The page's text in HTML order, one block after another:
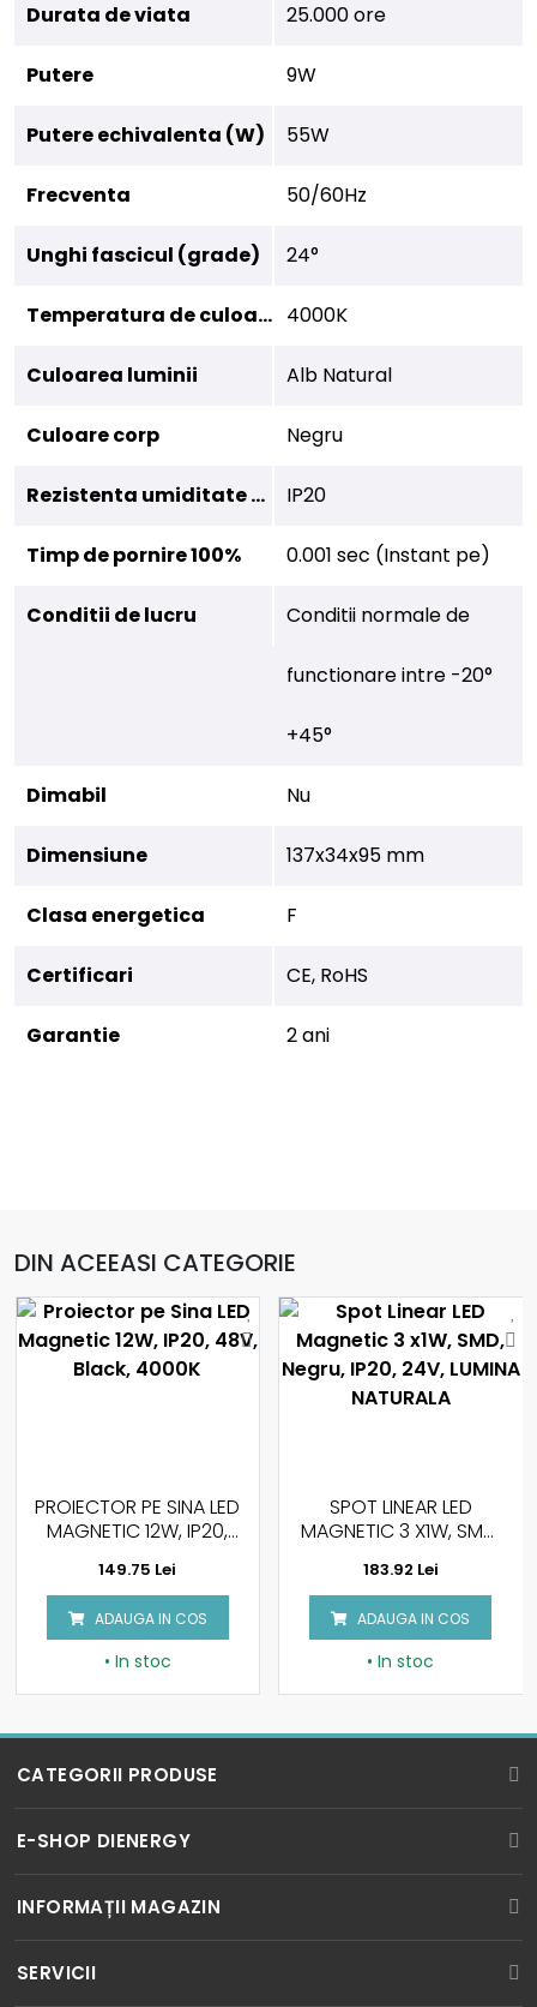
Durata de viata 25.000 ore
Putere 9W
Putere echivalenta (W) 55W
Frecventa 50/60Hz
Unghi fascicul (grade) 24°
Temperatura de culoare 4000K
Culoarea luminii Alb Natural
Culoare corp Negru
Rezistenta umiditate (IP) IP20
Timp de pornire 100% 0.001 sec (Instant pe)
Conditii de lucru Conditii normale de
functionare intre -20°
+45°
Dimabil Nu
Dimensiune 137x34x95 mm
Clasa energetica F
Certificari CE, RoHS
Garantie 2 ani
DIN ACEEASI CATEGORIE
SPOT LINEAR LED
MAGNETIC 3 X1W, SMD,
LUMINA NATURALA
183.92 Lei
ADAUGA IN COS
• In stoc
SPOT LINEAR MAGNETIC
10W, NEGRU, IP20, 48V,
SINA MAGNETICA
MM30
111.59 Lei
ADAUGA IN COS
• In stoc
CATEGORII PRODUSE
BECURI LED
SPOTURI LED
TUBURI LED
PROIECTOARE LED
E-SHOP DIENERGY
Cum cumpar?
Cum platesc?
Service si Garantie
INFORMAȚII MAGAZIN
Bucuresti, Sector 3, Romania
SERVICII